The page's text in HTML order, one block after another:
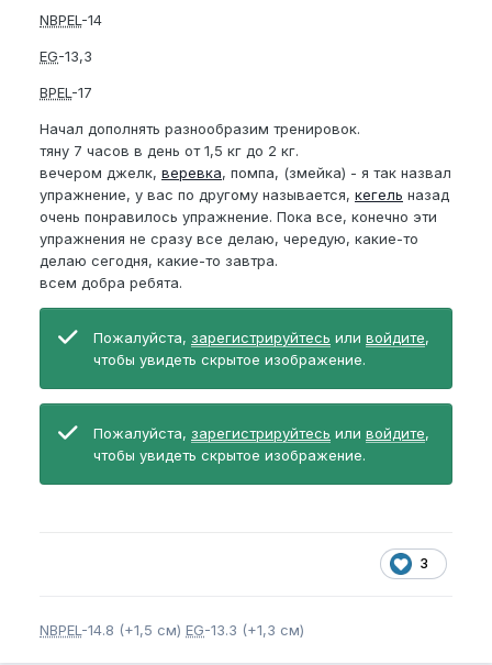
NBPEL -14
EG-13,3
BPEL -17
Начал дополнять разнообразим тренировок.
тяну 7 часов в день от 1,5 кг до 2 кг.
вечером джелк, веревка, помпа, (змейка) - я так назвал
упражнение, у вас по другому называется, кегель назад
очень понравилось упражнение. Пока все, конечно эти
упражнения не сразу все делаю, чередую, какие-то
делаю сегодня, какие-то завтра.
всем добра ребята.
Пожалуйста, зарегистрируйтесь или войдите,
чтобы увидеть скрытое изображение.
Пожалуйста, зарегистрируйтесь или войдите,
чтобы увидеть скрытое изображение.
3
NBPEL -14.8 (+1,5 см) EG-13.3 (+1,3 см)